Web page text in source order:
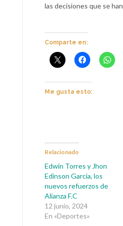
las decisiones que se
Comparte en:
Me gusta esto:
Relacionado
Edwin Torres y Jhon
Edinson García, los
nuevos refuerzos de
Alianza F.C
12 junio, 2024
En «Deportes»